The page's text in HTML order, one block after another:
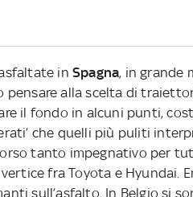
in Spagna, in grande
pensare alla scelta di
il fondo in alcuni punti,
che quelli più puliti
tanto impegnativo per
fra Toyota e Hyundai.
sull’asfalto. In Belgio si